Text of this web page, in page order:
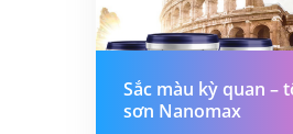
Sắc màu kỳ quan –
sơn Nanomax